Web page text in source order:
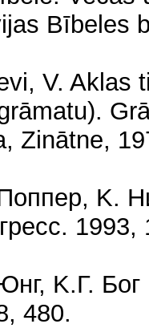
Bībeles
V. Aklas
Zinātne,
K.
1993,
K.Г.
480.